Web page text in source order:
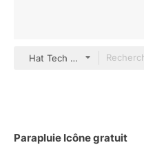
Hat Tech color lineal-color
Parapluie Icône gratuit